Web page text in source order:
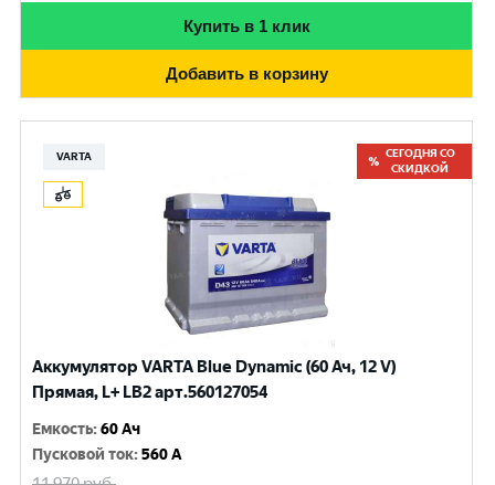
Купить в 1 клик
Добавить в корзину
VARTA
СЕГОДНЯ СО
СКИДКОЙ
Аккумулятор VARTA Blue Dynamic (60 Ач, 12 V)
Прямая, L+ LB2 арт.560127054
Емкость:60 Ач
Пусковой ток:560 A